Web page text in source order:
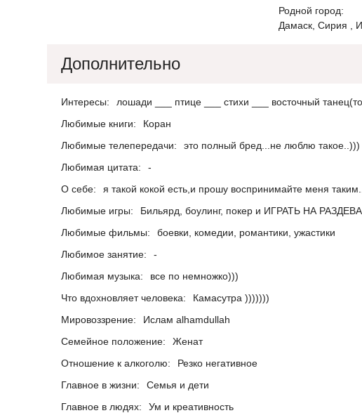
Родной город:
Дамаск, Сирия ,
Дополнительно
Интересы:
лошади ___ птице ___ стихи ___ восточный
Любимые книги:
Коран
Любимые телепередачи:
это полный бред...не люблю такое..)))
Любимая цитата:
-
О себе:
я такой кокой есть,и прошу воспринимайте меня
Любимые игры:
Бильярд, боулинг, покер и ИГРАТЬ НА
Любимые фильмы:
боевки, комедии, романтики, ужастики
Любимое занятие:
-
Любимая музыка:
все по немножко)))
Что вдохновляет человека:
Камасутра )))))))
Мировоззрение:
Ислам alhamdullah
Семейное положение:
Женат
Отношение к алкоголю:
Резко негативное
Главное в жизни:
Семья и дети
Главное в людях:
Ум и креативность